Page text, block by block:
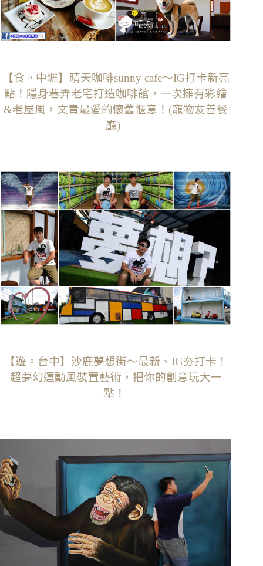
【食。中壢】晴天咖啡sunny cafe〜IG打卡新亮
點！隱身巷弄老宅打造咖啡館，一次擁有彩繪
&老屋風，文青最愛的懷舊愜意！(寵物友善餐
廳)
【遊。台中】沙鹿夢想街〜最新、IG夯打卡！
超夢幻運動風裝置藝術，把你的創意玩大一
點！